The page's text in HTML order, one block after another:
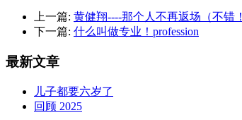
上一篇: 黄健翔----那个人不再返场（不错
下一篇: 什么叫做专业！profession
最新文章
儿子都要六岁了
回顾 2025